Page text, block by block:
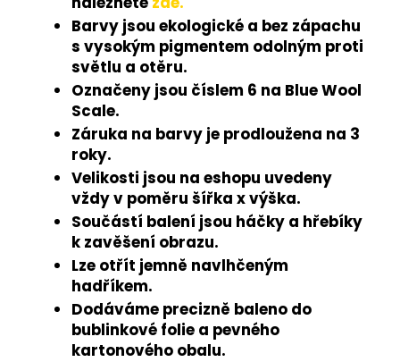
Barvy jsou ekologické a bez zápachu
s vysokým pigmentem odolným proti
světlu a otěru.
Označeny jsou číslem 6 na Blue Wool
Scale.
Záruka na barvy je prodloužena na 3
roky.
Velikosti jsou na eshopu uvedeny
vždy v poměru šířka x výška.
Součástí balení jsou háčky a hřebíky
k zavěšení obrazu.
Lze otřít jemně navlhčeným
hadříkem.
Dodáváme precizně baleno do
bublinkové folie a pevného
kartonového obalu.